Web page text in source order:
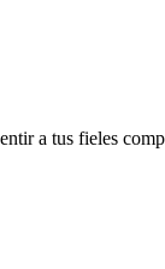
a tus fieles